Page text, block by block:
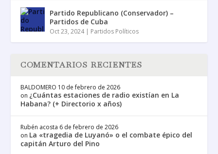
Partido Republicano (Conservador) –
Partidos de Cuba
Oct 23, 2024| Partidos Políticos
COMENTARIOS RECIENTES
BALDOMERO 10 de febrero de 2026
on ¿Cuántas estaciones de radio existían en La
Habana? (+ Directorio x años)
Rubén acosta 6 de febrero de 2026
on La «tragedia de Luyanó» o el combate épico del
capitán Arturo del Pino